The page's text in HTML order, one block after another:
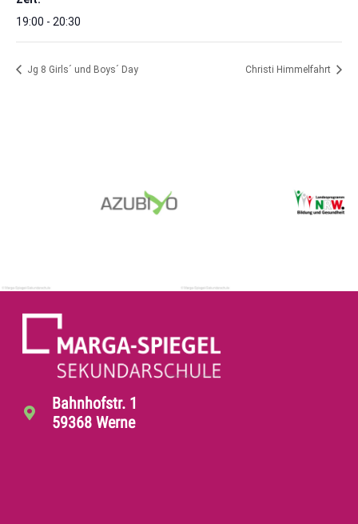
19:00 - 20:30
Jg 8 Girls´ und Boys´ Day Christi Himmelfahrt
Bahnhofstr. 1
59368 Werne